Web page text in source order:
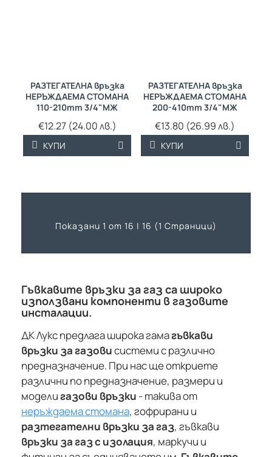
Гъвкавите връзки за газ са широко
използвани компоненти в газовите
инсталации.
ДК Лукс предлага широка гамагъвкави
връзки за газовисистеми с различно
предназначение. При нас ще откриете
различни по предназначение, размери и
моделигазови връзки - такива от
неръждаема стомана, гофрирани и
разтегателни връзки за газ, гъвкави
връзки за газ с изолация, маркучи и
РАЗТЕГАТЕЛНА връзка
НЕРЪЖДАЕМА СТОМАНА
110-210mm 3/4"МЖ
€12.27 (24.00 лв.)
КУПИ
РАЗТЕГАТЕЛНА връзка
НЕРЪЖДАЕМА СТОМАНА
200-410mm 3/4"МЖ
€13.80 (26.99 лв.)
КУПИ
Показани 1 от 16 | 16 (1 Страници)